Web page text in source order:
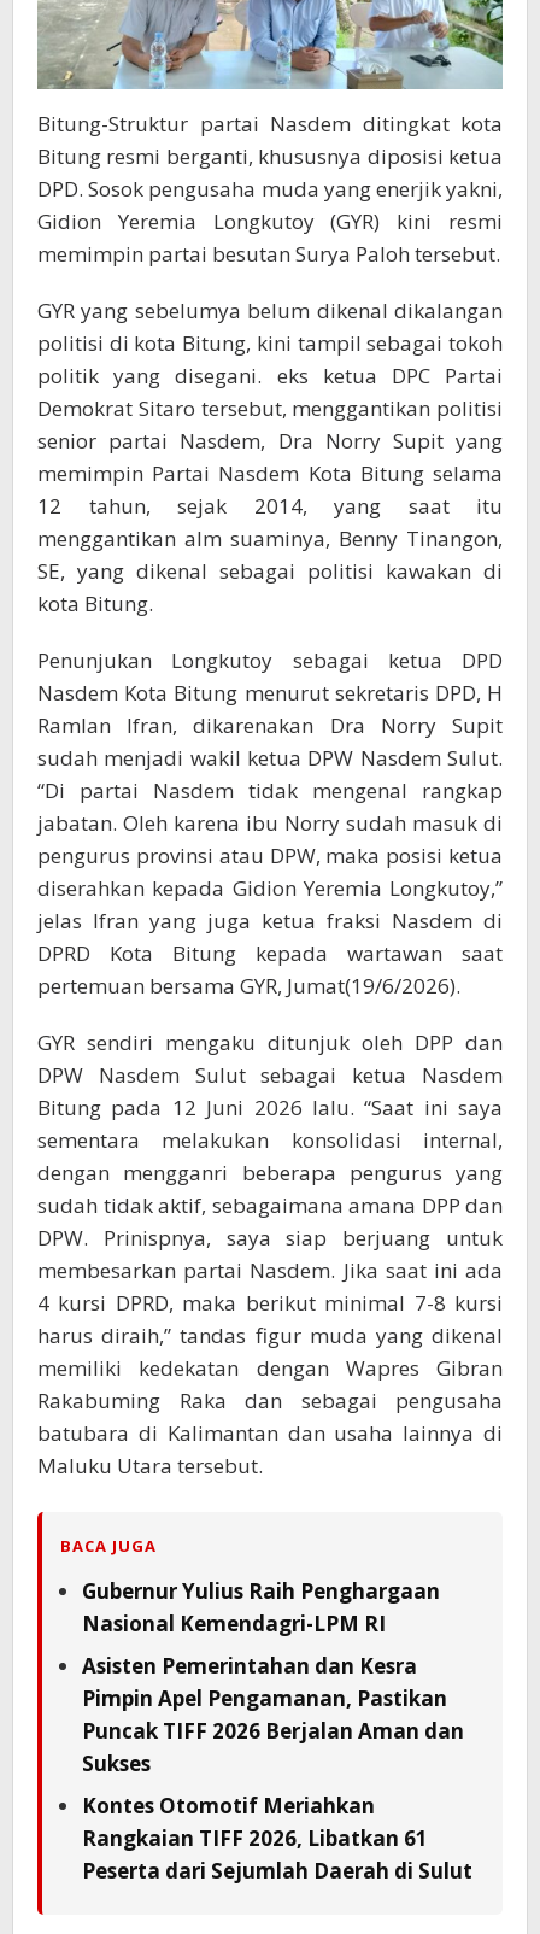
Bitung-Struktur partai Nasdem ditingkat kota
Bitung resmi berganti, khususnya diposisi ketua
DPD. Sosok pengusaha muda yang enerjik yakni,
Gidion Yeremia Longkutoy (GYR) kini resmi
memimpin partai besutan Surya Paloh tersebut.
GYR yang sebelumya belum dikenal dikalangan
politisi di kota Bitung, kini tampil sebagai tokoh
politik yang disegani. eks ketua DPC Partai
Demokrat Sitaro tersebut, menggantikan politisi
senior partai Nasdem, Dra Norry Supit yang
memimpin Partai Nasdem Kota Bitung selama
12 tahun, sejak 2014, yang saat itu
menggantikan alm suaminya, Benny Tinangon,
SE, yang dikenal sebagai politisi kawakan di
kota Bitung.
Penunjukan Longkutoy sebagai ketua DPD
Nasdem Kota Bitung menurut sekretaris DPD, H
Ramlan Ifran, dikarenakan Dra Norry Supit
sudah menjadi wakil ketua DPW Nasdem Sulut.
“Di partai Nasdem tidak mengenal rangkap
jabatan. Oleh karena ibu Norry sudah masuk di
pengurus provinsi atau DPW, maka posisi ketua
diserahkan kepada Gidion Yeremia Longkutoy,”
jelas Ifran yang juga ketua fraksi Nasdem di
DPRD Kota Bitung kepada wartawan saat
pertemuan bersama GYR, Jumat(19/6/2026).
GYR sendiri mengaku ditunjuk oleh DPP dan
DPW Nasdem Sulut sebagai ketua Nasdem
Bitung pada 12 Juni 2026 lalu. “Saat ini saya
sementara melakukan konsolidasi internal,
dengan mengganri beberapa pengurus yang
sudah tidak aktif, sebagaimana amana DPP dan
DPW. Prinispnya, saya siap berjuang untuk
membesarkan partai Nasdem. Jika saat ini ada
4 kursi DPRD, maka berikut minimal 7-8 kursi
harus diraih,” tandas figur muda yang dikenal
memiliki kedekatan dengan Wapres Gibran
Rakabuming Raka dan sebagai pengusaha
batubara di Kalimantan dan usaha lainnya di
Maluku Utara tersebut.
BACA JUGA
Gubernur Yulius Raih Penghargaan
Nasional Kemendagri-LPM RI
Asisten Pemerintahan dan Kesra
Pimpin Apel Pengamanan, Pastikan
Puncak TIFF 2026 Berjalan Aman dan
Sukses
Kontes Otomotif Meriahkan
Rangkaian TIFF 2026, Libatkan 61
Peserta dari Sejumlah Daerah di Sulut